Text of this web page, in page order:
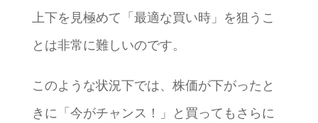
上下を見極めて「最適な買い時」を狙うこ
とは非常に難しいのです。
このような状況下では、株価が下がったと
きに「今がチャンス！」と買ってもさらに